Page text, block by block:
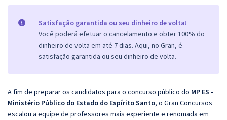
Satisfação garantida ou seu dinheiro de volta!
Você poderá efetuar o cancelamento e obter 100% do
dinheiro de volta em até 7 dias. Aqui, no Gran, é
satisfação garantida ou seu dinheiro de volta.
A fim de preparar os candidatos para o concurso público do MP ES -
Ministério Público do Estado do Espírito Santo, o Gran Concursos
escalou a equipe de professores mais experiente e renomada em